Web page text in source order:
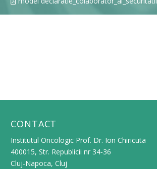
CONTACT
Institutul Oncologic Prof. Dr. Ion Chiricuta
400015, Str. Republicii nr 34-36
Cluj-Napoca, Cluj